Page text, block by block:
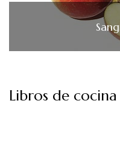
Libros de cocina